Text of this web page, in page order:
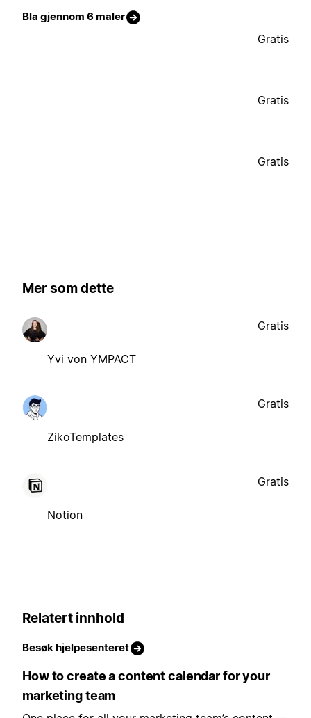
Bla gjennom 6 maler
Gratis
Gratis
Gratis
Mer som dette
Yvi von YMPACT
Gratis
ZikoTemplates
Gratis
Notion
Gratis
Relatert innhold
Besøk hjelpesenteret
How to create a content calendar for your
marketing team